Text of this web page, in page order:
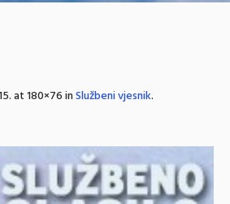
at 180×76 inSlužbeni vjesnik.